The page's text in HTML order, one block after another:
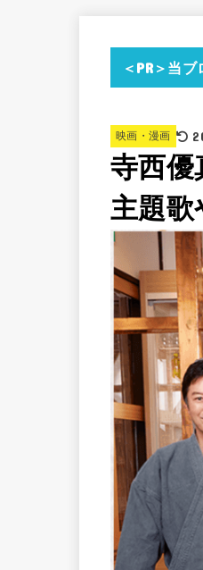
＜PR＞当
映画・漫画
寺西優
主題歌